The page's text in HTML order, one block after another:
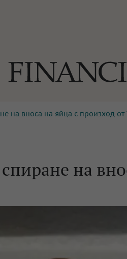
на вноса на яйца с произход от
на